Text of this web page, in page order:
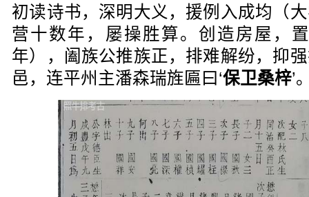
初读诗书，深明大义，援例入成均（
营十数年，屡操胜算。创造房屋，
年），阖族公推族正，排难解纷，抑
邑，连平州主潘森瑞旌匾曰‘保卫桑梓’